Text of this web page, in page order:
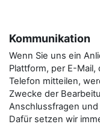
Kommunikation
Wenn Sie uns ein
Plattform, per E-
Telefon mitteilen,
Zwecke der
Anschlussfragen
Dafür setzen wir